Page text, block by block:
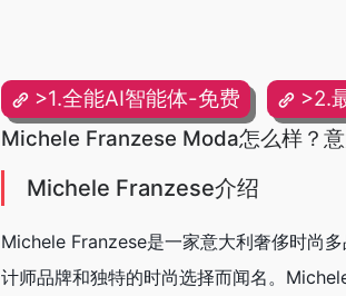
>1.全能AI智能体-免费 >2.
Michele Franzese Moda怎么样？
Michele Franzese介绍
Michele Franzese是一家意大利奢侈时尚
计师品牌和独特的时尚选择而闻名。